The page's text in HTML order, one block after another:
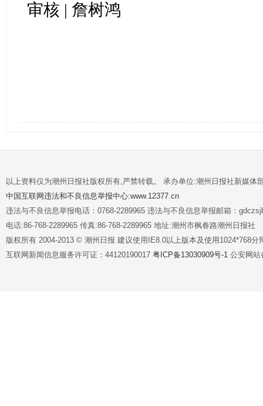
审核 | 詹树鸿
以上资料仅为潮州日报社版权所有,严禁转载。 承办单位:潮州日报社新媒体
中国互联网违法和不良信息举报中心:www.12377.cn
违法与不良信息举报电话：0768-2289965 违法与不良信息举报邮箱：
电话:86-768-2289965 传真:86-768-2289965 地址:潮州市枫春路潮州日报社
版权所有 2004-2013 © 潮州日报 建议使用IE8.0以上版本及使用1024*768分
互联网新闻信息服务许可证：44120190017 粤ICP备13030909号-1 公安网站